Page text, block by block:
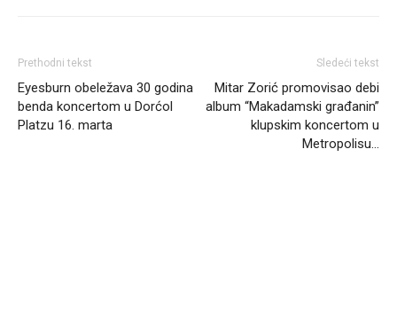
Prethodni tekst
Eyesburn obeležava 30 godina
benda koncertom u Dorćol
Platzu 16. marta
Sledeći tekst
Mitar Zorić promovisao debi
album “Makadamski građanin”
klupskim koncertom u
Metropolisu…